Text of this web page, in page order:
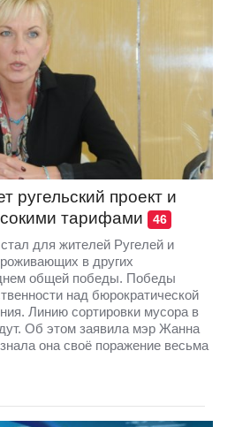
ругельский проект и
тарифами
46
для жителей Ругелей и
в других
общей победы. Победы
над бюрократической
Линию сортировки мусора в
Об этом заявила мэр Жанна
она своё поражение весьма